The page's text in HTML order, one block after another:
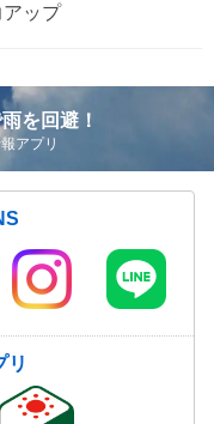
ップ
を回避！
アプリ
リ